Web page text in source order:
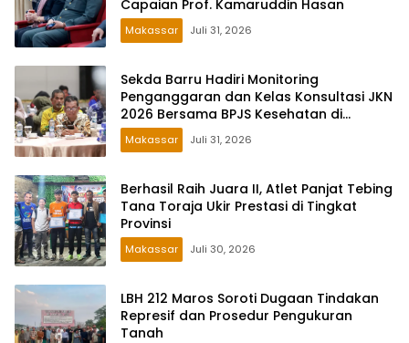
Capaian Prof. Kamaruddin Hasan
Makassar Juli 31, 2026
Sekda Barru Hadiri Monitoring
Penganggaran dan Kelas Konsultasi JKN
2026 Bersama BPJS Kesehatan di
Makassar
Makassar Juli 31, 2026
Berhasil Raih Juara II, Atlet Panjat Tebing
Tana Toraja Ukir Prestasi di Tingkat
Provinsi
Makassar Juli 30, 2026
LBH 212 Maros Soroti Dugaan Tindakan
Represif dan Prosedur Pengukuran
Tanah